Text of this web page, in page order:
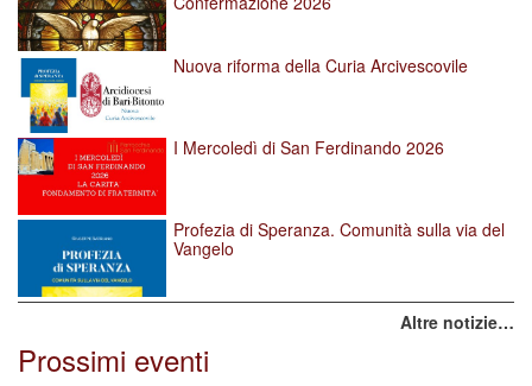
Nuova riforma della Curia Arcivescovile
I Mercoledì di San Ferdinando 2026
Profezia di Speranza. Comunità sulla via del
Vangelo
Altre notizie…
Prossimi eventi